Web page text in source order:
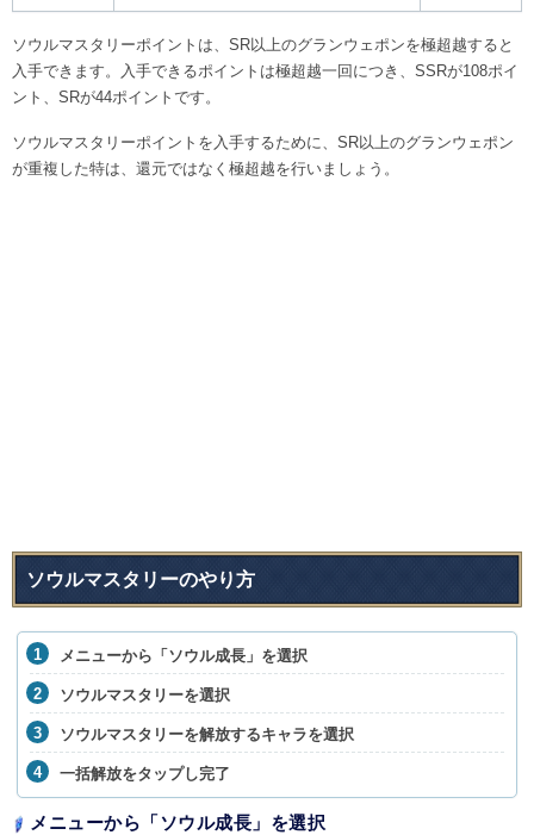
ソウルマスタリーポイントは、SR以上のグランウェポンを極超越すると
入手できます。入手できるポイントは極超越一回につき、SSRが108ポイ
ント、SRが44ポイントです。
ソウルマスタリーポイントを入手するために、SR以上のグランウェポン
が重複した特は、還元ではなく極超越を行いましょう。
ソウルマスタリーのやり方
メニューから「ソウル成長」を選択
ソウルマスタリーを選択
ソウルマスタリーを解放するキャラを選択
一括解放をタップし完了
メニューから「ソウル成長」を選択